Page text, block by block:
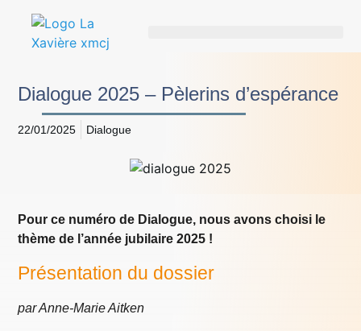
Dialogue 2025 – Pèlerins d’espérance
22/01/2025 Dialogue
Pour ce numéro de Dialogue, nous avons choisi le
thème de l’année jubilaire 2025 !
Présentation du dossier
par Anne-Marie Aitken